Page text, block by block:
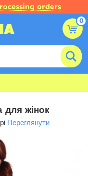
orders
0
для жінок
Переглянути